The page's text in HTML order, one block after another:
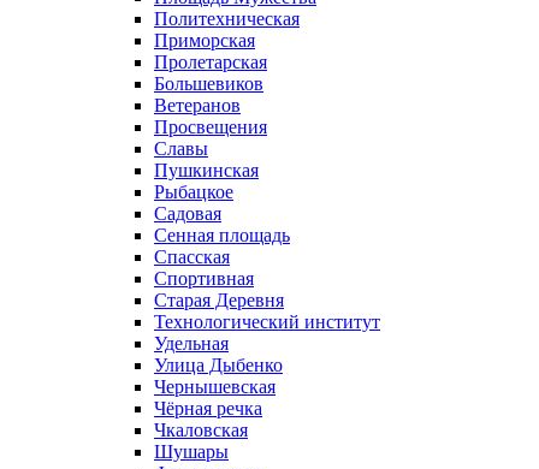
Политехническая
Приморская
Пролетарская
Большевиков
Ветеранов
Просвещения
Славы
Пушкинская
Рыбацкое
Садовая
Сенная площадь
Спасская
Спортивная
Старая Деревня
Технологический институт
Удельная
Улица Дыбенко
Чернышевская
Чёрная речка
Чкаловская
Шушары